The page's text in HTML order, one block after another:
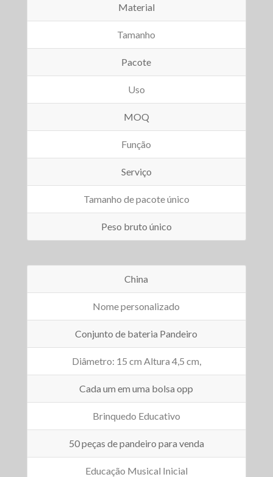
Material
Tamanho
Pacote
Uso
MOQ
Função
Serviço
Tamanho de pacote único
Peso bruto único
China
Nome personalizado
Conjunto de bateria Pandeiro
Diâmetro: 15 cm Altura 4,5 cm,
Cada um em uma bolsa opp
Brinquedo Educativo
50 peças de pandeiro para venda
Educação Musical Inicial